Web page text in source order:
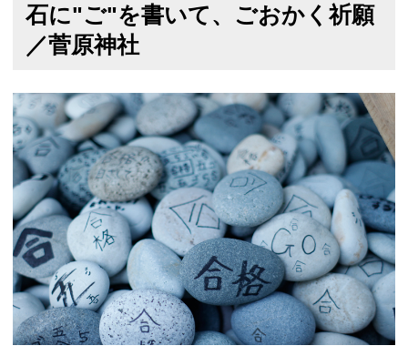
石に"ご"を書いて、ごおかく祈願
／菅原神社